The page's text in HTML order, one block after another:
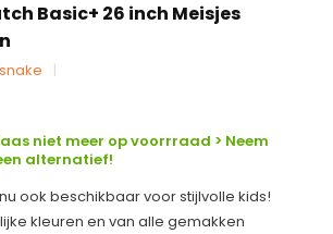
Basic+ 26 inch Meisjes
niet meer op voorrraad > Neem
alternatief!
ook beschikbaar voor stijlvolle kids!
kleuren en van alle gemakken